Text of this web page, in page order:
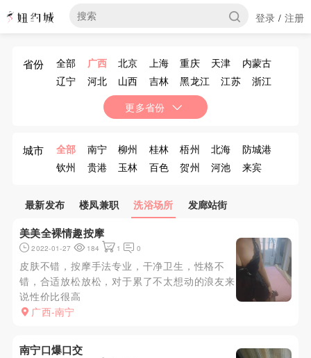
登录 / 注册
省份 全部 广西 北京 上海 重庆 天津
内蒙古
辽宁
河北 山西 吉林 黑龙江 江苏
浙江
福建 江西 山东 河南
海南 四川 贵州 云南
更多省份
城市 全部 南宁 柳州 桂林 梧州 北海
防城港
钦州
贵港 玉林 百色 贺州 河池
来宾
最新发布
楼凤兼职 洗浴场所 发廊站街
美美全裸情趣按摩
2022-01-27 184 1 0
皮肤不错，按摩手法专业，干净卫生，性格不
错，合适放松放松，对于累了不太想动的浪友来
说性价比很高
广西-南宁
南宁口爆口交